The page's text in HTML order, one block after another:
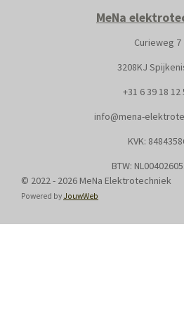
MeNa
Curieweg 7
3208KJ
+31 6 39 18 12
info@mena-
KVK: 8
BTW:
© 2022 - 2026 MeNa Elektrotechniek
Powered by JouwWeb